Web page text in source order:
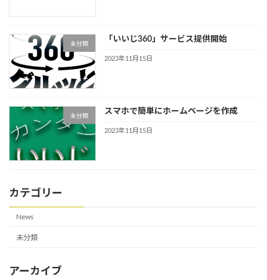
未分類
「いいじ360」サービス提供開始
2023年11月15日
未分類
スマホで簡単にホームページを作成
2023年11月15日
カテゴリー
News
未分類
アーカイブ